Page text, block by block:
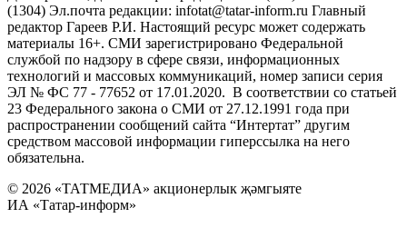
(1304) Эл.почта редакции: infotat@tatar-inform.ru Главный
редактор Гареев Р.И. Настоящий ресурс может содержать
материалы 16+. СМИ зарегистрировано Федеральной
службой по надзору в сфере связи, информационных
технологий и массовых коммуникаций, номер записи серия
ЭЛ № ФС 77 - 77652 от 17.01.2020. В соответствии со статьей
23 Федерального закона о СМИ от 27.12.1991 года при
распространении сообщений сайта “Интертат” другим
средством массовой информации гиперссылка на него
обязательна.
© 2026 «ТАТМЕДИА» акционерлык җәмгыяте
ИА «Татар-информ»